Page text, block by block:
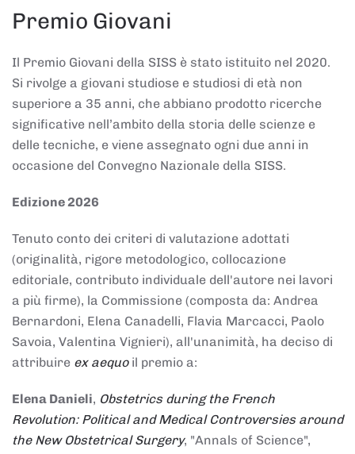
Premio Giovani
Il Premio Giovani della SISS è stato istituito nel 2020.
Si rivolge a giovani studiose e studiosi di età non
superiore a 35 anni, che abbiano prodotto ricerche
significative nell’ambito della storia delle scienze e
delle tecniche, e viene assegnato ogni due anni in
occasione del Convegno Nazionale della SISS.
Edizione 2026
Tenuto conto dei criteri di valutazione adottati
(originalità, rigore metodologico, collocazione
editoriale, contributo individuale dell'autore nei lavori
a più firme), la Commissione (composta da: Andrea
Bernardoni, Elena Canadelli, Flavia Marcacci, Paolo
Savoia, Valentina Vignieri), all'unanimità, ha deciso di
attribuire ex aequoil premio a:
Elena Danieli, Obstetrics during the French
Revolution: Political and Medical Controversies around
the New Obstetrical Surgery, "Annals of Science",